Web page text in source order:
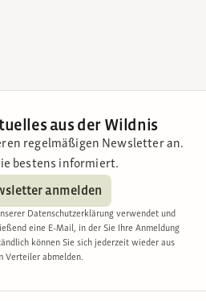
aus der Wildnis
regelmäßigen Newsletter an.
bestens informiert.
anmelden
Datenschutzerklärung verwendet und
eine E-Mail, in der Sie Ihre Anmeldung
können Sie sich jederzeit wieder aus
Verteiler abmelden.